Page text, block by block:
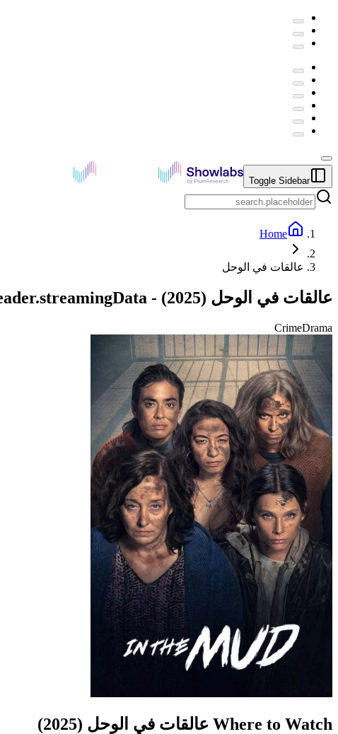
Toggle Sidebar
Home
عالقات في الوحل
عالقات في الوحل (
2025
) -
CrimeDrama
Where to Watch عالقات في الوحل (
2025
)